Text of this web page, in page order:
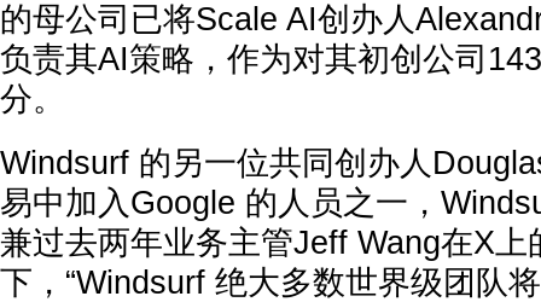
的母公司已将Scale AI创办人
负责其AI策略，作为对其初创公司
分。
Windsurf 的另一位共同创办人
易中加入Google 的人员之一，
兼过去两年业务主管Jeff Wang在X上
下，“Windsurf 绝大多数世界级团队